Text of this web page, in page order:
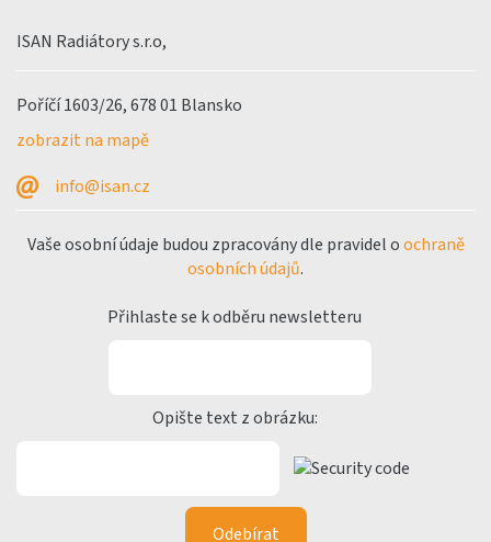
ISAN Radiátory s.r.o,
Poříčí 1603/26, 678 01 Blansko
zobrazit na mapě
info@isan.cz
Vaše osobní údaje budou zpracovány dle pravidel oochraně
osobních údajů.
Přihlaste se k odběru newsletteru
Opište text z obrázku: